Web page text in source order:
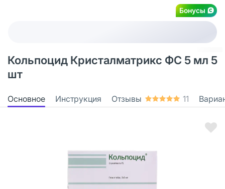
Бонусы
Кольпоцид Кристалматрикс ФС 5 мл 5
шт
Основное Инструкция Отзывы 11